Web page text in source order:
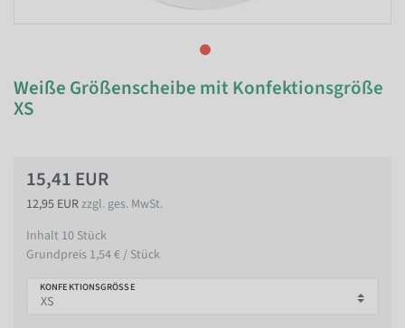
Weiße Größenscheibe mit Konfektionsgröße
XS
15,41 EUR
12,95 EURzzgl. ges. MwSt.
Inhalt 10 Stück
Grundpreis 1,54 € / Stück
KONFEKTIONSGRÖSSE